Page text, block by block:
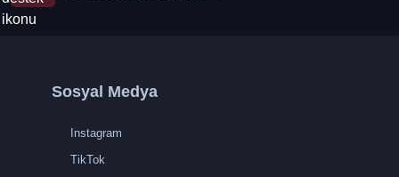
Sosyal Medya
Instagram
TikTok